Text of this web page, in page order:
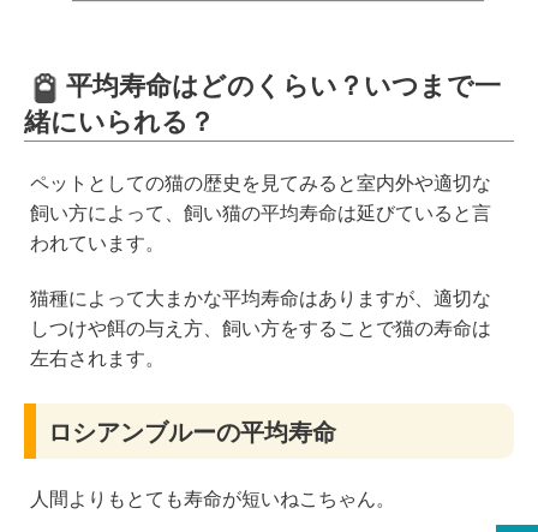
平均寿命はどのくらい？いつまで一
緒にいられる？
ペットとしての猫の歴史を見てみると室内外や適切な
飼い方によって、飼い猫の平均寿命は延びていると言
われています。
猫種によって大まかな平均寿命はありますが、適切な
しつけや餌の与え方、飼い方をすることで猫の寿命は
左右されます。
ロシアンブルーの平均寿命
人間よりもとても寿命が短いねこちゃん。